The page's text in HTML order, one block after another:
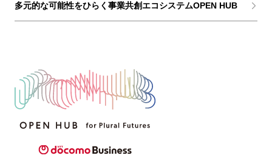
多元的な可能性をひらく事業共創エコシステムOPEN HUB